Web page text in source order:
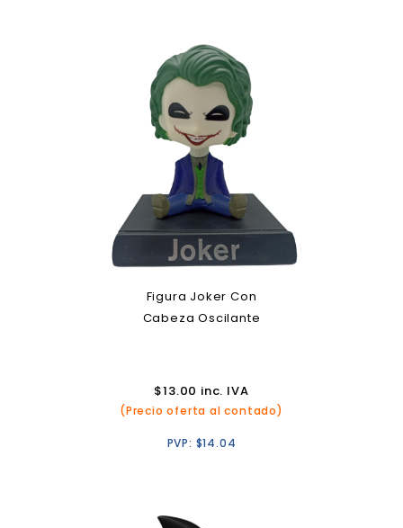
Figura Joker Con
Cabeza Oscilante
$13.00 inc. IVA
(Precio oferta al contado)
PVP: $14.04